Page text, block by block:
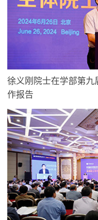
徐义刚院士在学部第
作报告